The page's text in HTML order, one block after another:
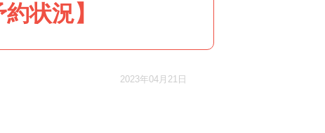
状況】
2023年04月21日